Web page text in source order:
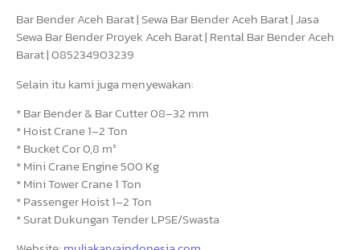
Bar Bender Aceh Barat | Sewa Bar Bender Aceh Barat | Jasa
Sewa Bar Bender Proyek Aceh Barat | Rental Bar Bender Aceh
Barat | 085234903239
Selain itu kami juga menyewakan:
* Bar Bender & Bar Cutter 08–32 mm
* Hoist Crane 1–2 Ton
* Bucket Cor 0,8 m³
* Mini Crane Engine 500 Kg
* Mini Tower Crane 1 Ton
* Passenger Hoist 1–2 Ton
* Surat Dukungan Tender LPSE/Swasta